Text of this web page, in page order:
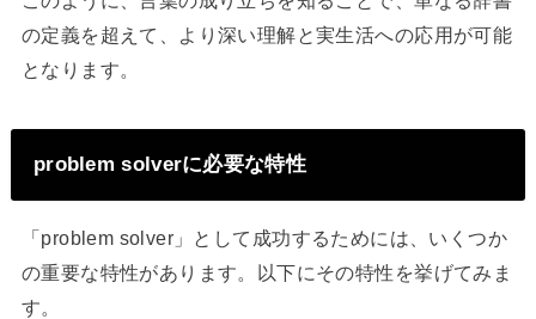
の定義を超えて、より深い理解と実生活への応用が可能
となります。
problem solverに必要な特性
「problem solver」として成功するためには、いくつか
の重要な特性があります。以下にその特性を挙げてみま
す。